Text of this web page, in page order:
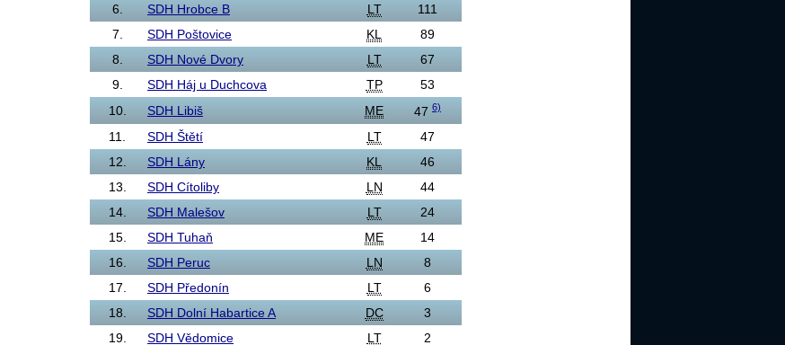
6.
SDH Hrobce B LT
111
7.
SDH Poštovice KL
89
8.
SDH Nové Dvory LT
67
9.
SDH Háj u Duchcova TP
53
10.
SDH Libiš ME 47 6)
11. SDH Štětí LT
47
12.
SDH Lány KL
46
13.
SDH Cítoliby LN
44
14.
SDH Malešov LT
24
15.
SDH Tuhaň ME
14
16.
SDH Peruc LN
8
17.
SDH Předonín LT
6
18.
SDH Dolní Habartice A DC
3
19.
SDH Vědomice LT 2